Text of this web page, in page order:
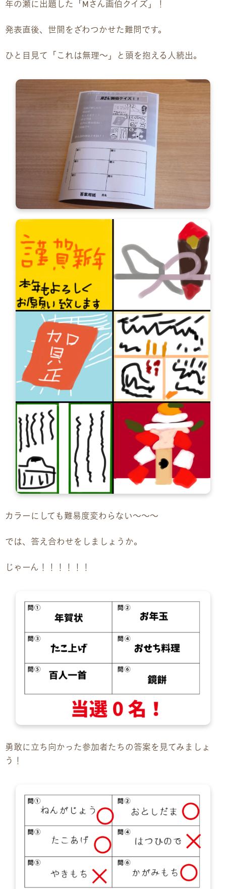
企業様向けパンフレット
広報チラシ・刊行物
交通アクセス
事業所ツアーマップ
雇用をお考えの企業様へ
プライバシーポリシー
お問い合わせ
見学・体験のお申し込み
各種SNS
資料請求
採用情報
年の瀬に出題した「Mさん画伯クイズ」！
発表直後、世間をざわつかせた難問です。
ひと目見て「これは無理〜」と頭を抱える人続出。
カラーにしても難易度変わらない〜〜〜
では、答え合わせをしましょうか。
じゃーん！！！！！！
勇敢に立ち向かった参加者たちの答案を見てみましょ
う！